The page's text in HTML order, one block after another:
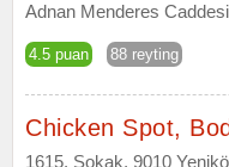
Adnan Menderes
4.5 puan 88 reyting
Chicken Spot,
1615. Sokak, 9010